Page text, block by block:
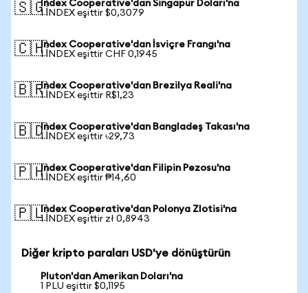
🇸🇬Index Cooperative'dan Singapur Doları'na
1 INDEX eşittir $0,3079
🇨🇭Index Cooperative'dan İsviçre Frangı'na
1 INDEX eşittir CHF 0,1945
🇧🇷Index Cooperative'dan Brezilya Reali'na
1 INDEX eşittir R$1,23
🇧🇩Index Cooperative'dan Bangladeş Takası'na
1 INDEX eşittir ৳29,73
🇵🇭Index Cooperative'dan Filipin Pezosu'na
1 INDEX eşittir ₱14,60
🇵🇱Index Cooperative'dan Polonya Zlotisi'na
1 INDEX eşittir zł 0,8943
Diğer kripto paraları USD'ye dönüştürün
Pluton'dan Amerikan Doları'na
1 PLU eşittir $0,1195